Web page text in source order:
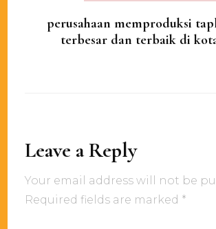
perusahaan memproduksi
terbesar dan terbaik di
Leave a Reply
Your email address will not be
Required fields are marked *